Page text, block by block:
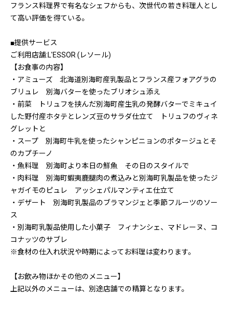
フランス料理界で有名なシェフからも、次世代の若き料理人とし
て高い評価を得ている。
■提供サービス
ご利用店舗:L'ESSOR (レソール)
【お食事の内容】
・アミューズ 北海道別海町産乳製品とフランス産フォアグラの
ブリュレ 別海バターを使ったブリオシュ添え
・前菜 トリュフを挟んだ別海町産生乳の発酵バターでミキュイ
した野付産ホタテとレンズ豆のサラダ仕立て トリュフのヴィネ
グレットと
・スープ 別海町牛乳を使ったシャンピニョンのポタージュとそ
のカプチーノ
・魚料理 別海町より本日の鮮魚 その日のスタイルで
・肉料理 別海町蝦夷鹿腿肉の煮込みと別海町乳製品を使ったジ
ャガイモのピュレ アッシェパルマンティエ仕立て
・デザート 別海町乳製品のブラマンジェと季節フルーツのソー
ス
・別海町乳製品使用した小菓子 フィナンシェ、マドレーヌ、コ
コナッツのサブレ
※食材の仕入れ状況や時期によってお料理は変わります。
【お飲み物ほかその他のメニュー】
上記以外のメニューは、別途店舗での精算となります。